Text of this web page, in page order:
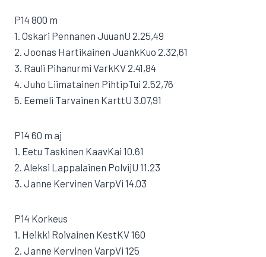
P14 800 m
1. Oskari Pennanen JuuanU 2.25,49
2. Joonas Hartikainen JuankKuo 2.32,61
3. Rauli Pihanurmi VarkKV 2.41,84
4. Juho Liimatainen PihtipTui 2.52,76
5. Eemeli Tarvainen KarttU 3.07,91
P14 60 m aj
1. Eetu Taskinen KaavKai 10.61
2. Aleksi Lappalainen PolvijU 11.23
3. Janne Kervinen VarpVi 14.03
P14 Korkeus
1. Heikki Roivainen KestKV 160
2. Janne Kervinen VarpVi 125